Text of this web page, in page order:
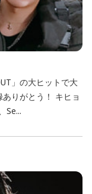
」の大ヒットで大
りがとう！ キヒョ
Se...